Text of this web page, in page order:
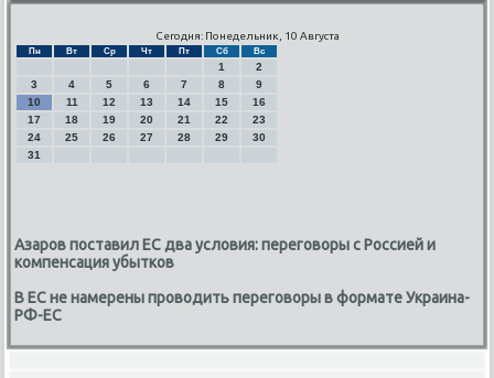
Сегодня: Понедельник, 10 Августа
Пн Вт Ср Чт Пт Сб Вс
1
2
3
4 5 6 7 8
9
10
11 12 13 14 15
16
17
18 19 20 21 22
23
24
25 26 27 28 29
30
31
Азаров поставил ЕС два условия: переговоры с Россией и
компенсация убытков
В ЕС не намерены проводить переговоры в формате Украина-
РФ-ЕС